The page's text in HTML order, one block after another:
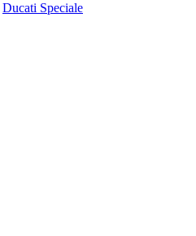
Ducati Speciale